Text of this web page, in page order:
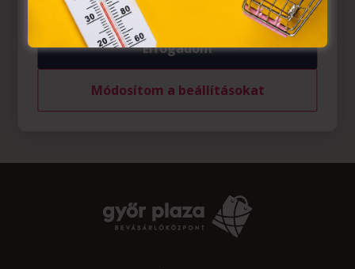
Elfogadom
Módosítom a beállításokat